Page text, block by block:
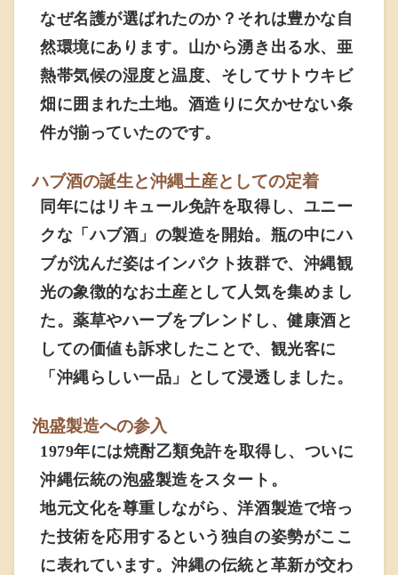
なぜ名護が選ばれたのか？それは豊かな自
然環境にあります。山から湧き出る水、亜
熱帯気候の湿度と温度、そしてサトウキビ
畑に囲まれた土地。酒造りに欠かせない条
件が揃っていたのです。
ハブ酒の誕生と沖縄土産としての定着
同年にはリキュール免許を取得し、ユニー
クな「ハブ酒」の製造を開始。瓶の中にハ
ブが沈んだ姿はインパクト抜群で、沖縄観
光の象徴的なお土産として人気を集めまし
た。薬草やハーブをブレンドし、健康酒と
しての価値も訴求したことで、観光客に
「沖縄らしい一品」として浸透しました。
泡盛製造への参入
1979年には焼酎乙類免許を取得し、ついに
沖縄伝統の泡盛製造をスタート。
地元文化を尊重しながら、洋酒製造で培っ
た技術を応用するという独自の姿勢がここ
に表れています。沖縄の伝統と革新が交わ